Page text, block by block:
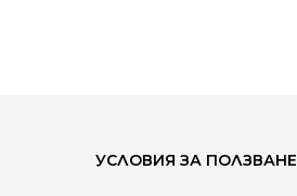
УСЛОВИЯ ЗА ПОЛЗВАНЕ